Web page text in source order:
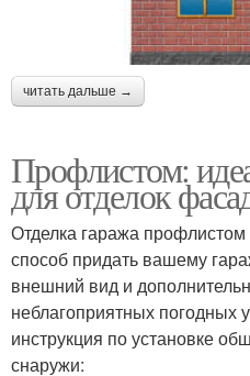
читать дальше →
Профлистом:
для отделок
Отделка гаража
способ придать вашему
внешний вид и
неблагоприятных погодных
инструкция по установке
снаружи: